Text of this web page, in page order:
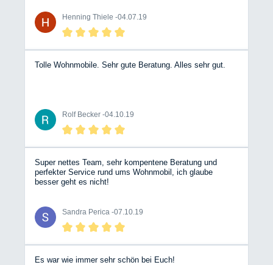
geliefert. Meine Nachfragen wurden stets freundlich und
zeitnah beantwortet. Besser geht es nicht! Mir hat das so
gut gefallen, dass ich gleich noch ein Erweiterungszelt
Henning Thiele -04.07.19
Tolle Wohnmobile. Sehr gute Beratung. Alles sehr gut.
Rolf Becker -04.10.19
Super nettes Team, sehr kompentene Beratung und
perfekter Service rund ums Wohnmobil, ich glaube
besser geht es nicht!
Sandra Perica -07.10.19
Es war wie immer sehr schön bei Euch!